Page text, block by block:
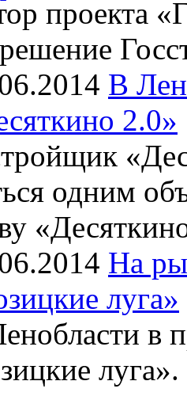
проекта
В
2.0»
одним
На
луга»
в
луга».